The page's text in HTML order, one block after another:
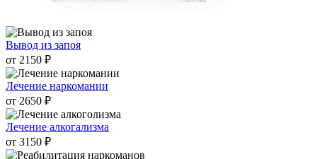
Вывод из запоя
от 2150 ₽
Лечение наркомании
от 2650 ₽
Лечение алкогализма
от 3150 ₽